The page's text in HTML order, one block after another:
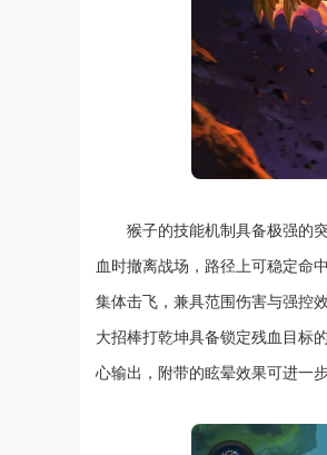
猴子的技能机制具备极强的
血时撤离战场，路径上可稳定命
集体击飞，兼具范围伤害与强控
大招棒打乾坤具备锁定残血目标
心输出，附带的眩晕效果可进一